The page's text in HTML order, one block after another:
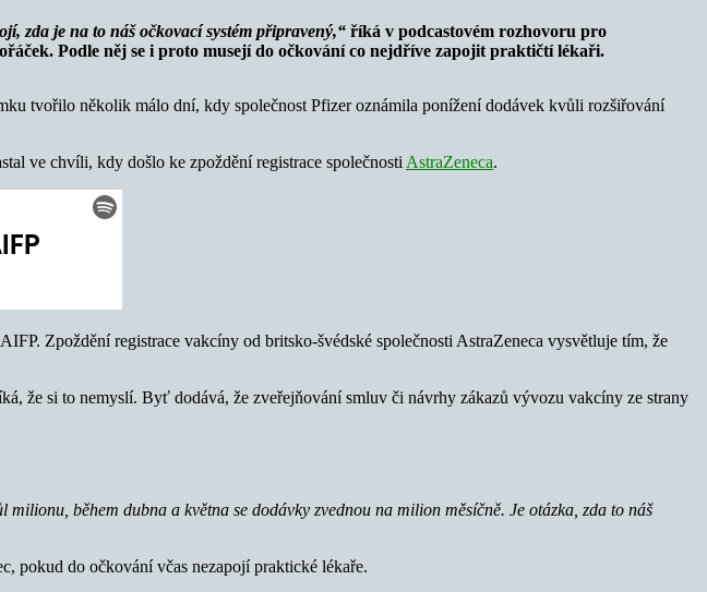
zda je na to náš očkovací systém připravený,“ říká v podcastovém rozhovoru pro
Podle něj se i proto musejí do očkování co nejdříve zapojit praktičtí lékaři.
tvořilo několik málo dní, kdy společnost Pfizer oznámila ponížení dodávek kvůli rozšiřování
ve chvíli, kdy došlo ke zpoždění registrace společnosti AstraZeneca.
Zpoždění registrace vakcíny od britsko-švédské společnosti AstraZeneca vysvětluje tím, že
že si to nemyslí. Byť dodává, že zveřejňování smluv či návrhy zákazů vývozu vakcíny ze strany
během dubna a května se dodávky zvednou na milion měsíčně. Je otázka, zda to náš
pokud do očkování včas nezapojí praktické lékaře.